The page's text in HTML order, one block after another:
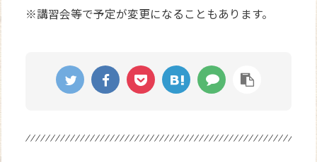
※講習会等で予定が変更になることもあります。